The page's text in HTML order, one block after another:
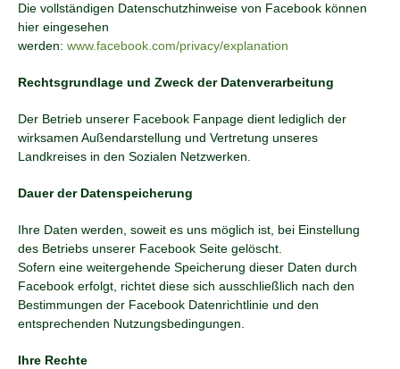
Die vollständigen Datenschutzhinweise von Facebook können
hier eingesehen
werden: www.facebook.com/privacy/explanation
Rechtsgrundlage und Zweck der Datenverarbeitung
Der Betrieb unserer Facebook Fanpage dient lediglich der
wirksamen Außendarstellung und Vertretung unseres
Landkreises in den Sozialen Netzwerken.
Dauer der Datenspeicherung
Ihre Daten werden, soweit es uns möglich ist, bei Einstellung
des Betriebs unserer Facebook Seite gelöscht.
Sofern eine weitergehende Speicherung dieser Daten durch
Facebook erfolgt, richtet diese sich ausschließlich nach den
Bestimmungen der Facebook Datenrichtlinie und den
entsprechenden Nutzungsbedingungen.
Ihre Rechte